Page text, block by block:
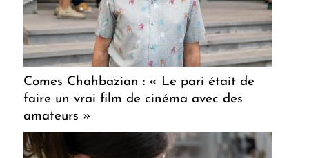
Comes Chahbazian : « Le pari était de
faire un vrai film de cinéma avec des
amateurs »